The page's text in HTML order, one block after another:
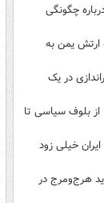
چگونگی
یمن به
در یک
بلوف سیاسی تا
خیلی زود
هرج‌ومرج در